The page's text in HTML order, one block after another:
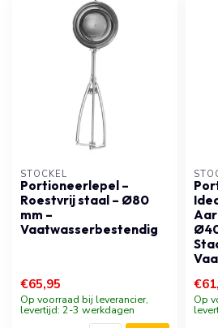
STÖCKEL
Portioneerlepel –
Roestvrij staal – Ø80
mm –
Vaatwasserbestendig
€65,95
Op voorraad bij leverancier,
levertijd: 2-3 werkdagen
Op